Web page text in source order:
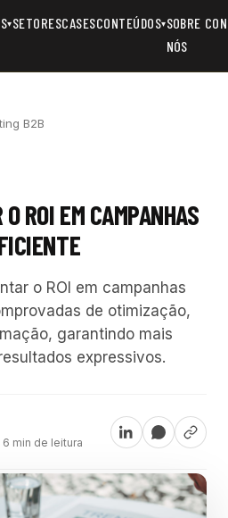
▾SETORESCASESCONTEÚDOS▾SOBRE
NÓS
B2B
ROI EM CAMPANHAS
o ROI em campanhas
de otimização,
garantindo mais
expressivos.
6 min de leitura